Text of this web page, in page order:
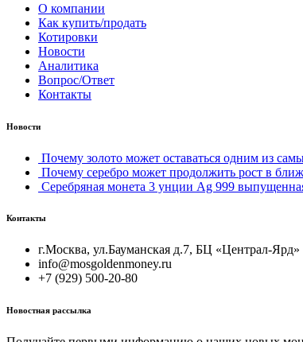
О компании
Как купить/продать
Котировки
Новости
Аналитика
Вопрос/Ответ
Контакты
Новости
Почему золото может оставаться одним из
Почему серебро может продолжить рост в
Серебряная монета 3 унции Ag 999
Контакты
г.Москва, ул.Бауманская д.7, БЦ «Централ-Ярд»
info@mosgoldenmoney.ru
+7 (929) 500-20-80
Новостная рассылка